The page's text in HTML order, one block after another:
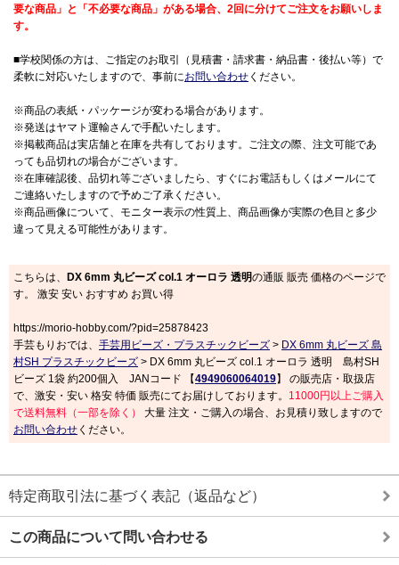
要な商品」と「不必要な商品」がある場合、2回に分けてご注文をお願いしま
す。
■学校関係の方は、ご指定のお取引（見積書・請求書・納品書・後払い等）で
柔軟に対応いたしますので、事前にお問い合わせ ください。
※商品の表紙・パッケージが変わる場合があります。
※発送はヤマト運輸さんで手配いたします。
※掲載商品は実店舗と在庫を共有しております。ご注文の際、注文可能であ
っても品切れの場合がございます。
※在庫確認後、品切れ等ございましたら、すぐにお電話もしくはメールにて
ご連絡いたしますので予めご了承ください。
※商品画像について、モニター表示の性質上、商品画像が実際の色目と多少
違って見える可能性があります。
こちらは、 DX 6mm 丸ビーズ col.1 オーロラ 透明の通販 販売 価格のページで
す。 激安 安い おすすめ お買い得
https://morio-hobby.com/?pid=25878423
手芸もりおでは、 手芸用ビーズ・プラスチックビーズ > DX 6mm 丸ビーズ 島
村SH プラスチックビーズ > DX 6mm 丸ビーズ col.1 オーロラ 透明 島村SH
ビーズ 1袋 約200個入 JANコード 【4949060064019】 の販売店・取扱店
で、激安・安い 格安 特価 販売にてお届けしております。 11000円以上ご購入
で送料無料（一部を除く）
大量 注文・ご購入の場合、お見積り致しますので
お問い合わせ ください。
特定商取引法に基づく表記（返品など）
この商品について問い合わせる